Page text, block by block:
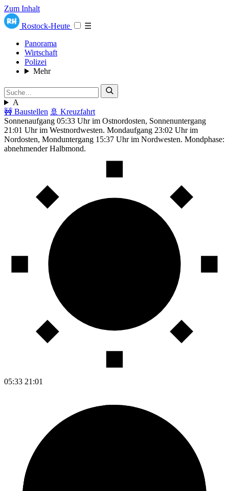
Zum Inhalt
Rostock-Heute
☰
Panorama
Wirtschaft
Polizei
Mehr
A
🚧 Baustellen 🚢 Kreuzfahrt
Sonnenaufgang 05:33 Uhr im Ostnordosten, Sonnenuntergang
21:01 Uhr im Westnordwesten. Mondaufgang 23:02 Uhr im
Nordosten, Monduntergang 15:37 Uhr im Nordwesten. Mondphase:
abnehmender Halbmond.
05:33 21:01